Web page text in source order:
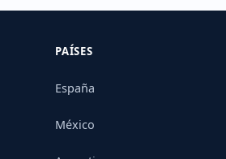
PAÍSES
España
México